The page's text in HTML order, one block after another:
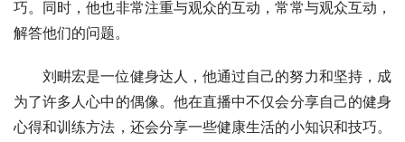
巧。同时，他也非常注重与观众的互动，常常与观众互动，
解答他们的问题。
刘畊宏是一位健身达人，他通过自己的努力和坚持，成
为了许多人心中的偶像。他在直播中不仅会分享自己的健身
心得和训练方法，还会分享一些健康生活的小知识和技巧。